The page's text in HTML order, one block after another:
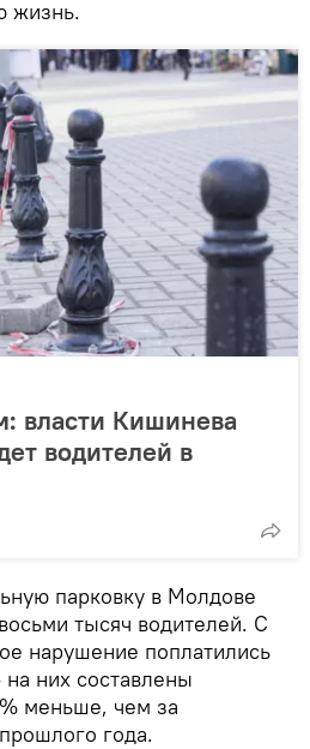
жизнь.
власти Кишинева
водителей в
парковку в Молдове
тысяч водителей. С
нарушение поплатились
них составлены
меньше, чем за
года.